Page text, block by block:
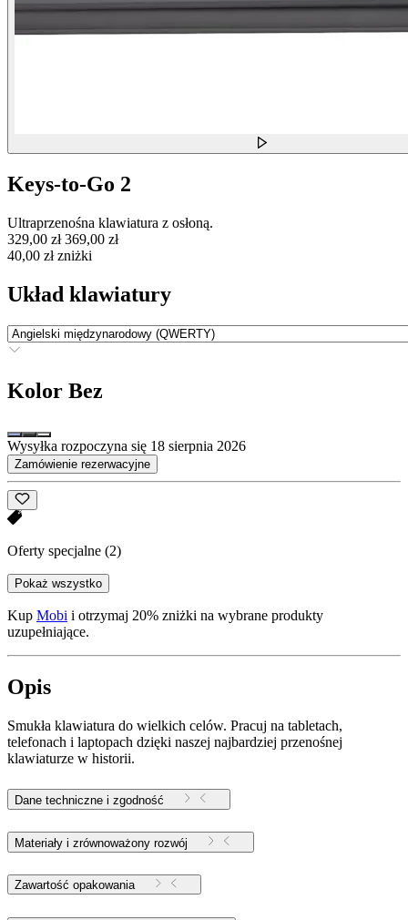
Keys-to-Go 2
Ultraprzenośna klawiatura z osłoną.
329,00 zł 369,00 zł
40,00 zł zniżki
Układ klawiatury
Kolor Bez
Wysyłka rozpoczyna się 18 sierpnia 2026
Zamówienie rezerwacyjne
Oferty specjalne (2)
Pokaż wszystko
Kup Mobi i otrzymaj 20% zniżki na wybrane produkty
uzupełniające.
Opis
Smukła klawiatura do wielkich celów. Pracuj na tabletach,
telefonach i laptopach dzięki naszej najbardziej przenośnej
klawiaturze w historii.
Dane techniczne i zgodność
Materiały i zrównoważony rozwój
Zawartość opakowania